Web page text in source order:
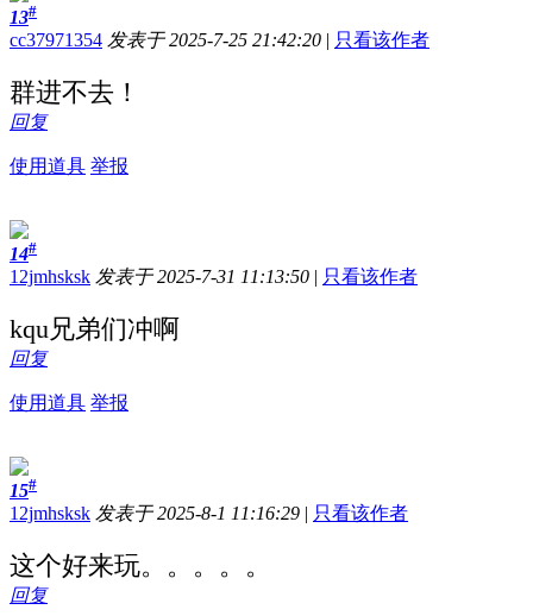
13#
cc37971354 发表于 2025-7-25 21:42:20 | 只看该作者
群进不去！
回复
使用道具 举报
14#
12jmhsksk 发表于 2025-7-31 11:13:50 | 只看该作者
kqu兄弟们冲啊
回复
使用道具 举报
15#
12jmhsksk 发表于 2025-8-1 11:16:29 | 只看该作者
这个好来玩。。。。。
回复